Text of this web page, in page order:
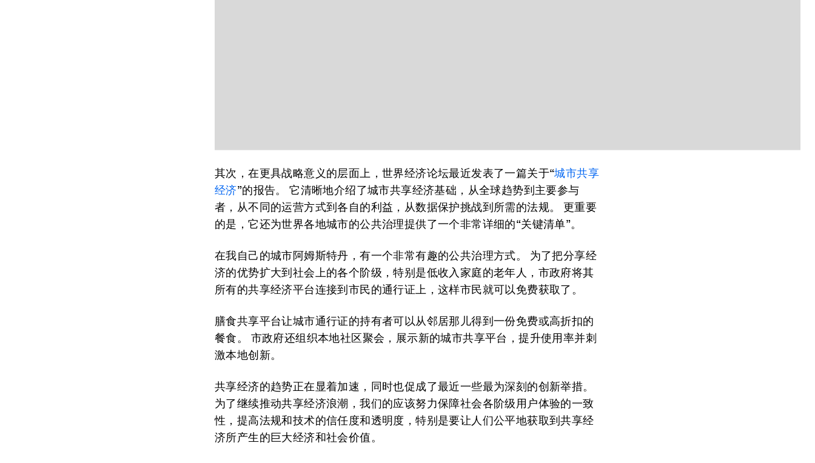
其次，在更具战略意义的层面上，世界经济论坛最近发表了一篇关于“城市共享
经济”的报告。 它清晰地介绍了城市共享经济基础，从全球趋势到主要参与
者，从不同的运营方式到各自的利益，从数据保护挑战到所需的法规。 更重要
的是，它还为世界各地城市的公共治理提供了一个非常详细的“关键清单”。
在我自己的城市阿姆斯特丹，有一个非常有趣的公共治理方式。 为了把分享经
济的优势扩大到社会上的各个阶级，特别是低收入家庭的老年人，市政府将其
所有的共享经济平台连接到市民的通行证上，这样市民就可以免费获取了。
膳食共享平台让城市通行证的持有者可以从邻居那儿得到一份免费或高折扣的
餐食。 市政府还组织本地社区聚会，展示新的城市共享平台，提升使用率并刺
激本地创新。
共享经济的趋势正在显着加速，同时也促成了最近一些最为深刻的创新举措。
为了继续推动共享经济浪潮，我们的应该努力保障社会各阶级用户体验的一致
性，提高法规和技术的信任度和透明度，特别是要让人们公平地获取到共享经
济所产生的巨大经济和社会价值。